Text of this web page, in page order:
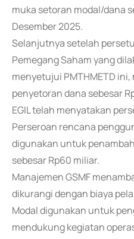
muka setoran modal/dana
Desember 2025.
Selanjutnya setelah
Pemegang Saham yang
menyetujui PMTHMETD ini,
penyetoran dana sebesar
EGIL telah menyatakan
Perseroan rencana
digunakan untuk
sebesar Rp60 miliar.
Manajemen GSMF
dikurangi dengan biaya
Modal digunakan untuk
mendukung kegiatan